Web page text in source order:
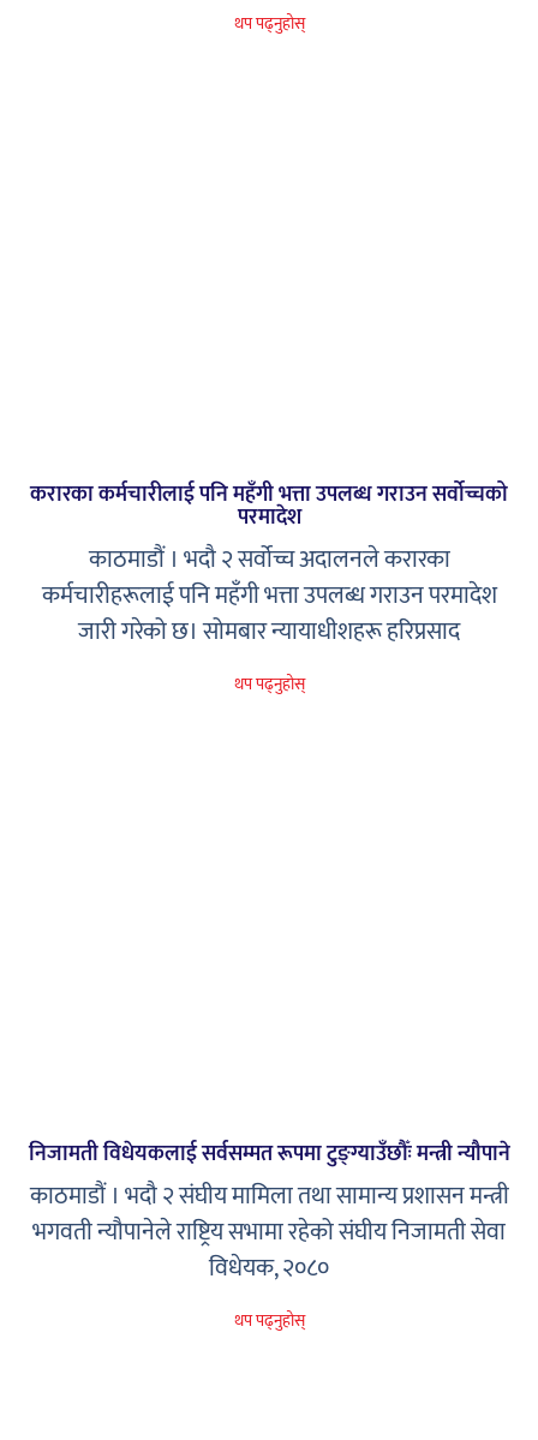
थप पढ्नुहोस्
करारका कर्मचारीलाई पनि महँगी भत्ता उपलब्ध गराउन सर्वोच्चको
परमादेश
काठमाडौं । भदौ २ सर्वोच्च अदालनले करारका
कर्मचारीहरूलाई पनि महँगी भत्ता उपलब्ध गराउन परमादेश
जारी गरेको छ। सोमबार न्यायाधीशहरू हरिप्रसाद
थप पढ्नुहोस्
निजामती विधेयकलाई सर्वसम्मत रूपमा टुङ्ग्याउँछौँः मन्त्री न्यौपाने
काठमाडौं । भदौ २ संघीय मामिला तथा सामान्य प्रशासन मन्त्री
भगवती न्यौपानेले राष्ट्रिय सभामा रहेको संघीय निजामती सेवा
विधेयक, २०८०
थप पढ्नुहोस्